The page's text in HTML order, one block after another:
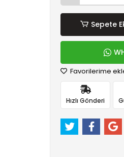
Sepete
Favorilerime
Hızlı Gönderi